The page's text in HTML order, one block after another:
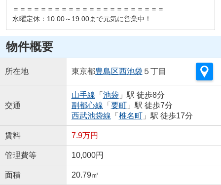
＝＝＝＝＝＝＝＝＝＝＝＝＝＝＝＝＝＝＝＝＝＝
水曜定休：10:00～19:00まで元気に営業中！
物件概要
所在地 東京都豊島区西池袋 ５丁目
交通
山手線 「 池袋 」駅 徒歩8分
副都心線 「 要町」駅 徒歩7分
西武池袋線 「 椎名町」駅 徒歩17分
賃料 7.9万円
管理費等 10,000円
面積 20.79㎡